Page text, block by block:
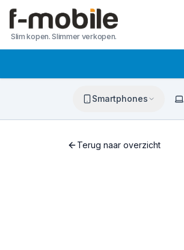
Slim kopen. Slimmer verkopen.
Smartphones
Terug naar overzicht